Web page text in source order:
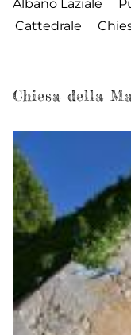
Albano Laziale
Cattedrale
Chiesa della